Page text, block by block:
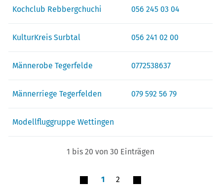
Kochclub Rebbergchuchi 056 245 03 04
KulturKreis Surbtal 056 241 02 00
Männerobe Tegerfelde 0772538637
Männerriege Tegerfelden 079 592 56 79
Modellfluggruppe Wettingen
1 bis 20 von 30 Einträgen
1 2